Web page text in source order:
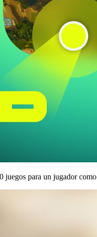
juegos para un jugador como